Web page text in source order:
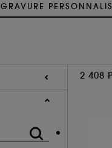
GRAVURE
2 408